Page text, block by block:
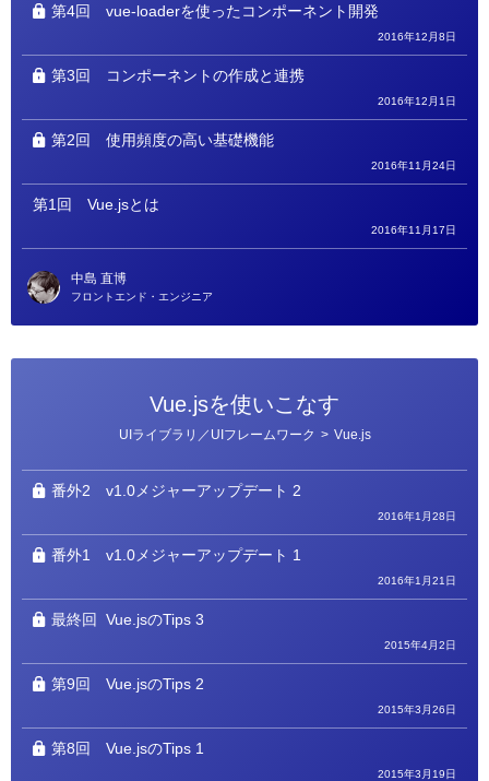
第4回 vue-loaderを使ったコンポーネント開発
2016年12月8日
第3回 コンポーネントの作成と連携
2016年12月1日
第2回 使用頻度の高い基礎機能
2016年11月24日
第1回 Vue.jsとは
2016年11月17日
中島 直博
フロントエンド・エンジニア
Vue.jsを使いこなす
リ
ー
UIライブラリ／UIフレームワーク > Vue.js
番外2 v1.0メジャーアップデート 2
2016年1月28日
番外1 v1.0メジャーアップデート 1
2016年1月21日
最終回 Vue.jsのTips 3
2015年4月2日
第9回 Vue.jsのTips 2
2015年3月26日
第8回 Vue.jsのTips 1
2015年3月19日